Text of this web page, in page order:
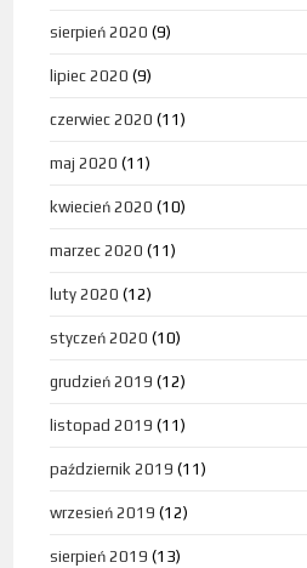
sierpień 2020 (9)
lipiec 2020 (9)
czerwiec 2020 (11)
maj 2020 (11)
kwiecień 2020 (10)
marzec 2020 (11)
luty 2020 (12)
styczeń 2020 (10)
grudzień 2019 (12)
listopad 2019 (11)
październik 2019 (11)
wrzesień 2019 (12)
sierpień 2019 (13)